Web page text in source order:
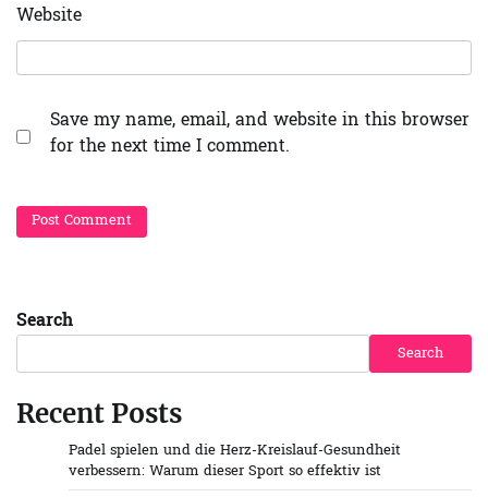
Website
Save my name, email, and website in this browser
for the next time I comment.
Search
Search
Recent Posts
Padel spielen und die Herz-Kreislauf-Gesundheit
verbessern: Warum dieser Sport so effektiv ist